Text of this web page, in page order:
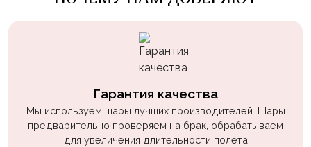
Гарантия качества
Мы используем шары лучших производителей. Шары
предварительно проверяем на брак, обрабатываем
для увеличения длительности полета